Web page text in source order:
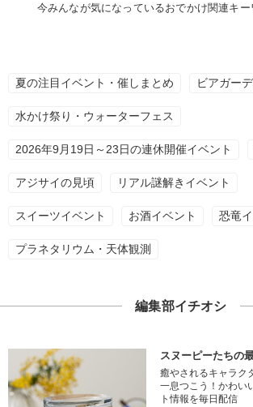
今みんなが気になっているおでかけ関連キー
夏の注目イベント・催しまとめ ビアガー
水かけ祭り・ウォーターフェス
2026年9月19日～23日の連休開催イベント
アジサイの見頃 リアル謎解きイベント
スイーツイベント お酒イベント 恐竜
プラネタリウム・天体観測
編集部イチオシ
スヌーピーたちの
癒やされるキャラク
一息つこう！かわい
ト情報を毎日配信